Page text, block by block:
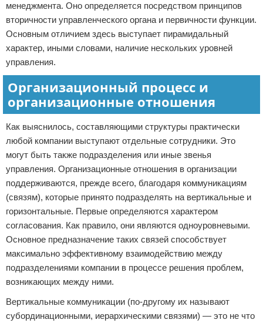
менеджмента. Оно определяется посредством принципов
вторичности управленческого органа и первичности функции.
Основным отличием здесь выступает пирамидальный
характер, иными словами, наличие нескольких уровней
управления.
Организационный процесс и
организационные отношения
Как выяснилось, составляющими структуры практически
любой компании выступают отдельные сотрудники. Это
могут быть также подразделения или иные звенья
управления. Организационные отношения в организации
поддерживаются, прежде всего, благодаря коммуникациям
(связям), которые принято подразделять на вертикальные и
горизонтальные. Первые определяются характером
согласования. Как правило, они являются одноуровневыми.
Основное предназначение таких связей способствует
максимально эффективному взаимодействию между
подразделениями компании в процессе решения проблем,
возникающих между ними.
Вертикальные коммуникации (по-другому их называют
субординационными, иерархическими связями) — это не что